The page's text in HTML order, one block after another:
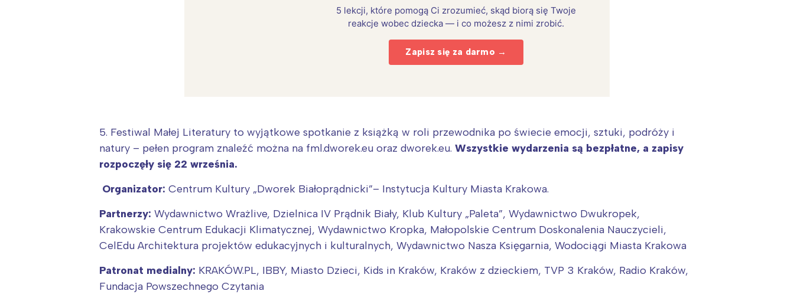
5 lekcji, które pomogą Ci zrozumieć, skąd biorą się Twoje
reakcje wobec dziecka — i co możesz z nimi zrobić.
Zapisz się za darmo →
5. Festiwal Małej Literatury to wyjątkowe spotkanie z książką w roli przewodnika po świecie emocji, sztuki, podróży i
natury – pełen program znaleźć można na fml.dworek.eu oraz dworek.eu. Wszystkie wydarzenia są bezpłatne, a zapisy
rozpoczęły się 22 września.
Organizator: Centrum Kultury „Dworek Białoprądnicki”– Instytucja Kultury Miasta Krakowa.
Partnerzy: Wydawnictwo Wrażlive, Dzielnica IV Prądnik Biały, Klub Kultury „Paleta”, Wydawnictwo Dwukropek,
Krakowskie Centrum Edukacji Klimatycznej, Wydawnictwo Kropka, Małopolskie Centrum Doskonalenia Nauczycieli,
CelEdu Architektura projektów edukacyjnych i kulturalnych, Wydawnictwo Nasza Księgarnia, Wodociągi Miasta Krakowa
Patronat medialny: KRAKÓW.PL, IBBY, Miasto Dzieci, Kids in Kraków, Kraków z dzieckiem, TVP 3 Kraków, Radio Kraków,
Fundacja Powszechnego Czytania
Interesują mnie wydarzenia z tego regionu:
Warszawa
Trójmiasto
Śląsk
Południe